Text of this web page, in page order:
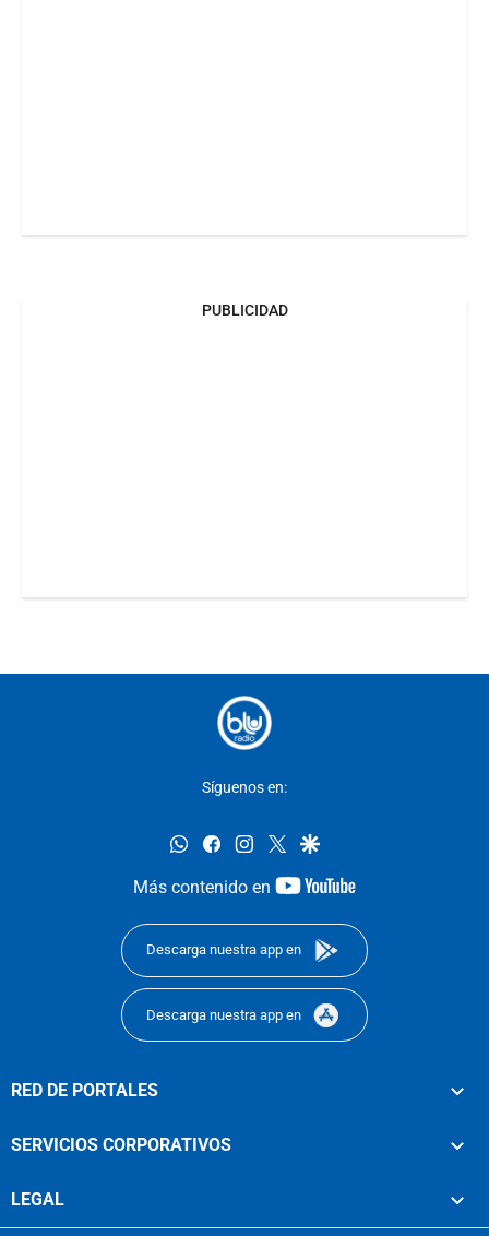
PUBLICIDAD
Síguenos en:
whatsappfacebookinstagram
twittergoogle
Más contenido en
youtube-
Descarga nuestra app en
Descarga nuestra app en
RED DE PORTALES
SERVICIOS CORPORATIVOS
LEGAL